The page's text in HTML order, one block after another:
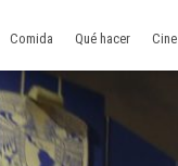
Comida Qué hacer